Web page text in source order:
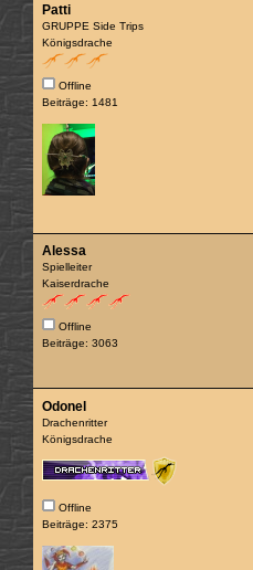
Patti
GRUPPE Side Trips
Königsdrache
Offline
Beiträge: 1481
Alessa
Spielleiter
Kaiserdrache
Offline
Beiträge: 3063
Odonel
Drachenritter
Königsdrache
Offline
Beiträge: 2375